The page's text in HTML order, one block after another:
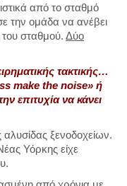
από το σταθμό
την ομάδα να ανέβει
του σταθμού. Δύο
τακτικής…
make the noise» ή
επιτυχία να κάνει
ξενοδοχείων.
Υόρκης είχε